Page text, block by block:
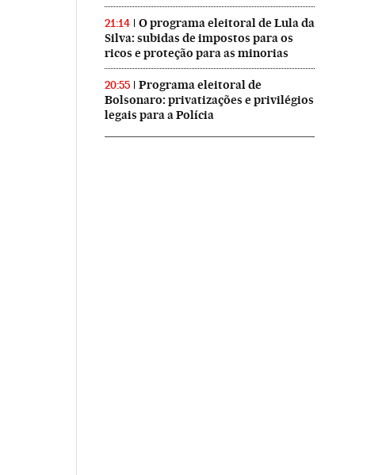
21:14
O programa eleitoral de Lula da
Silva: subidas de impostos para os
ricos e proteção para as minorias
20:55
Programa eleitoral de
Bolsonaro: privatizações e privilégios
legais para a Polícia